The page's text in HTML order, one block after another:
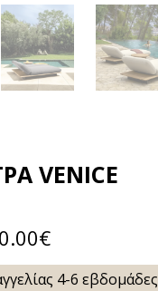
VENICE
€
4-6 εβδομάδες